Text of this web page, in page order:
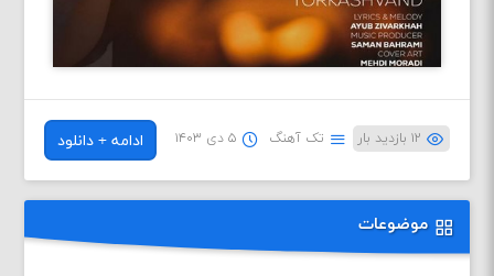
۱۲ بازدید بار تک آهنگ ۵ دی ۱۴۰۳ ادامه + دانلود
موضوعات